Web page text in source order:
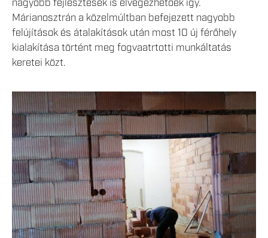
nagyobb fejlesztések is elvégezhetőek így.
Márianosztrán a közelmúltban befejezett nagyobb
felújítások és átalakítások után most 10 új férőhely
kialakítása történt meg fogvaatrtotti munkáltatás
keretei közt.